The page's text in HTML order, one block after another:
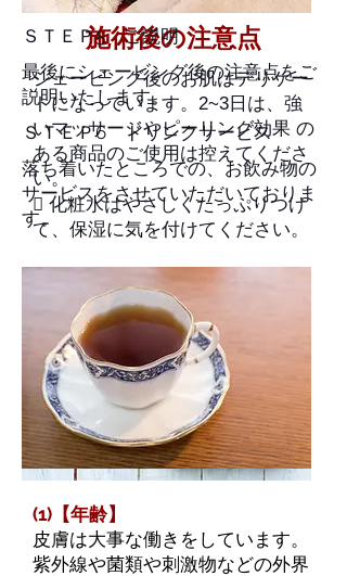
(1)【年齢】
皮膚は大事な働きをしています。
紫外線や菌類や刺激物などの外界
施術後の注意点
シェービング後のお肌はデリケー
トになっています。2~3日は、強
いマッサージやピーリング効果 の
ある商品のご使用は控えてくださ
い。
 化粧水はやさしくたっぷりつけ
て、保湿に気を付けてください。
ＳＴＥＰ5 ご説明
最後にシェービング後の注意点をご
説明いたします。
ＳＴＥＰ6 ドリンクサービス
落ち着いたところでの、お飲み物の
サービスをさせていただいておりま
す。